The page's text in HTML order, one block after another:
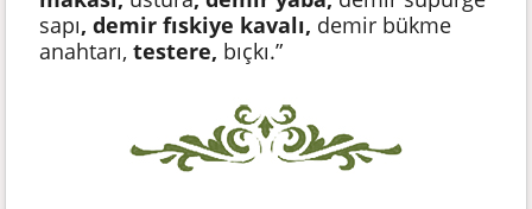
sapı, demir fıskiye kavalı, demir bükme
anahtarı, testere, bıçkı.”